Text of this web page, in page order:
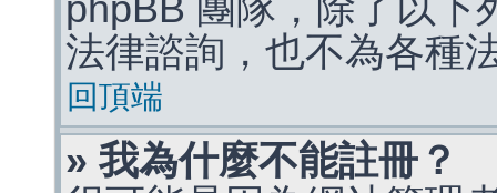
phpBB 團隊，除了以下
法律諮詢，也不為各種
回頂端
» 我為什麼不能註冊？